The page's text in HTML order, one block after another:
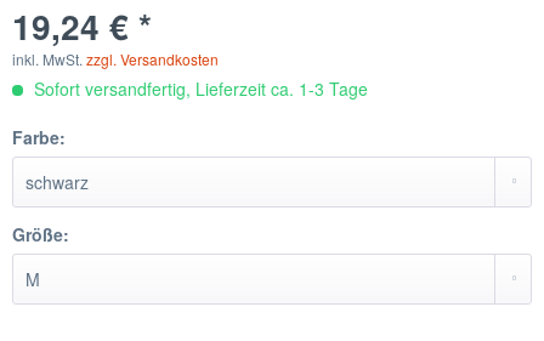
19,24 € *
inkl. MwSt. zzgl. Versandkosten
Sofort versandfertig, Lieferzeit ca. 1-3 Tage
Farbe:
Größe: